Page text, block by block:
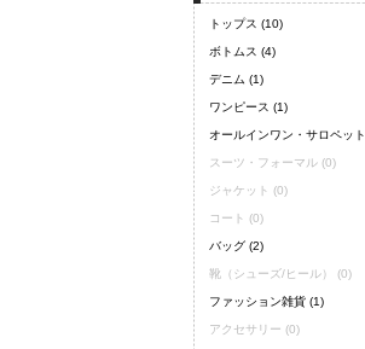
トップス (10)
ボトムス (4)
デニム (1)
ワンピース (1)
オールインワン・サロペット
スーツ・フォーマル (0)
ジャケット (0)
コート (0)
バッグ (2)
靴（シューズ/ヒール） (0)
ファッション雑貨 (1)
アクセサリー (0)